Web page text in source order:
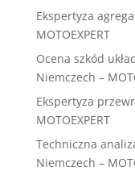
Ekspertyza
MOTOEXPERT
Ocena szkód
Niemczech –
Ekspertyza
MOTOEXPERT
Techniczna
Niemczech –